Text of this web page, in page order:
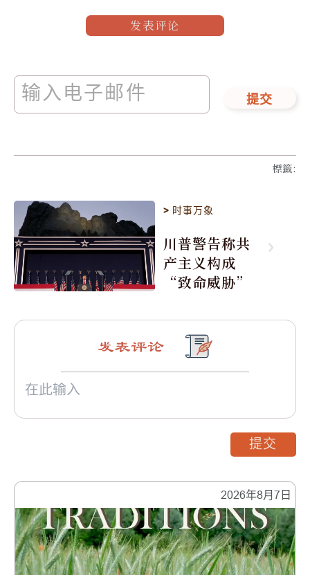
发表评论
提交
標籤:
> 时事万象
川普警告称共
产主义构成
“致命威胁”
2026年8月7日
发表评论
提交